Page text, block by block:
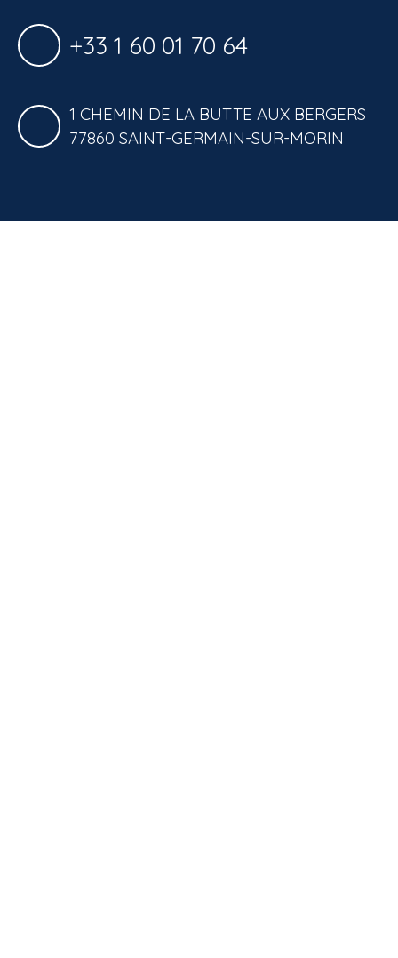
+33 1 60 01 70 64
1 CHEMIN DE LA BUTTE AUX BERGERS
77860 SAINT-GERMAIN-SUR-MORIN